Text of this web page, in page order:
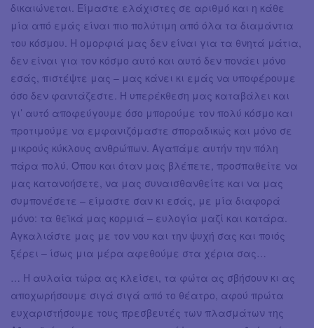
δικαιώνεται. Είμαστε ελάχιστες σε αριθμό και η κάθε
μία από εμάς είναι πιο πολύτιμη από όλα τα διαμάντια
του κόσμου. Η ομορφιά μας δεν είναι για τα θνητά μάτια,
δεν είναι για τον κόσμο αυτό και αυτό δεν πονάει μόνο
εσάς, πιστέψτε μας – μας κάνει κι εμάς να υποφέρουμε
όσο δεν φαντάζεστε. Η υπερέκθεση μας καταβάλει και
γι’ αυτό αποφεύγουμε όσο μπορούμε τον πολύ κόσμο και
προτιμούμε να εμφανιζόμαστε σποραδικώς και μόνο σε
μικρούς κύκλους ανθρώπων. Αγαπάμε αυτήν την πόλη
πάρα πολύ. Όπου και όταν μας βλέπετε, προσπαθείτε να
μας κατανοήσετε, να μας συναισθανθείτε και να μας
συμπονέσετε – είμαστε σαν κι εσάς, με μία διαφορά
μόνο: τα θεϊκά μας κορμιά – ευλογία μαζί και κατάρα.
Αγκαλιάστε μας με τον νου και την ψυχή σας και ποιός
ξέρει – ίσως μια μέρα αφεθούμε στα χέρια σας…
… Η αυλαία τώρα ας κλείσει, τα φώτα ας σβήσουν κι ας
αποχωρήσουμε σιγά σιγά από το θέατρο, αφού πρώτα
ευχαριστήσουμε τους πρεσβευτές των πλασμάτων της